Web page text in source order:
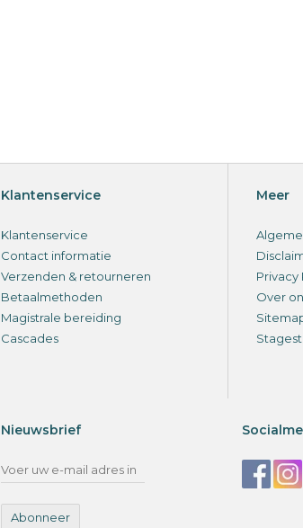
Klantenservice
Klantenservice
Contact informatie
Verzenden & retourneren
Betaalmethoden
Magistrale bereiding
Cascades
Meer
Privacy
Over
Nieuwsbrief
Abonneer